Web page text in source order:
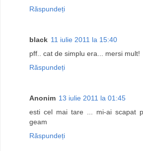
Răspundeți
black 11 iulie 2011 la 15:40
pff.. cat de simplu era... mersi mult!
Răspundeți
Anonim 13 iulie 2011 la 01:45
esti cel mai tare ... mi-ai scapat
geam
Răspundeți